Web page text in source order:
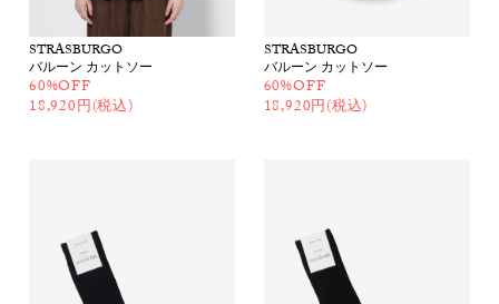
STRASBURGO
バルーン カットソー
60%OFF
18,920円(税込)
STRASBURGO
バルーン カットソー
60%OFF
18,920円(税込)